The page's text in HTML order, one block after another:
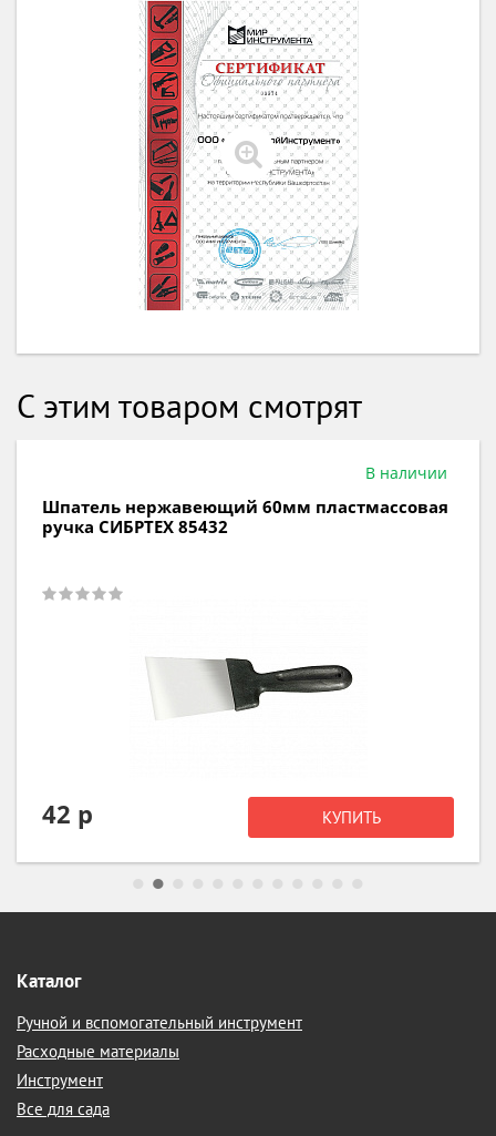
С этим товаром смотрят
Шпатель нержавеющий 300мм
пластмассовая ручка СИБРТЕХ 85442
Каталог
Ручной и вспомогательный инструмент
Расходные материалы
Инструмент
Все для сада